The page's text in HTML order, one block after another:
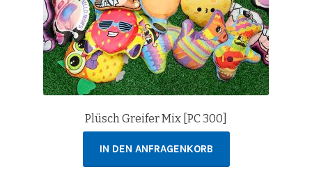
Plüsch Greifer Mix [PC 300]
IN DEN ANFRAGENKORB